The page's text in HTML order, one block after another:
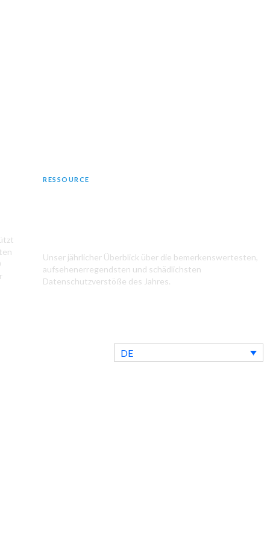
RESSOURCE
Unser jährlicher Überblick über die bemerkenswertesten,
aufsehenerregendsten und schädlichsten
Datenschutzverstöße des Jahres.
DE